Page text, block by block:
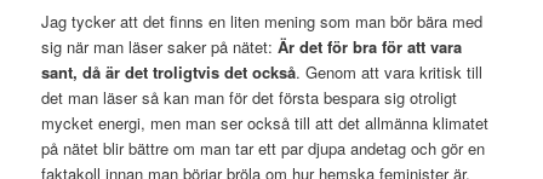
Jag tycker att det finns en liten mening som man bör bära med
sig när man läser saker på nätet: Är det för bra för att vara
sant, då är det troligtvis det också. Genom att vara kritisk till
det man läser så kan man för det första bespara sig otroligt
mycket energi, men man ser också till att det allmänna klimatet
på nätet blir bättre om man tar ett par djupa andetag och gör en
faktakoll innan man börjar bröla om hur hemska feminister är,